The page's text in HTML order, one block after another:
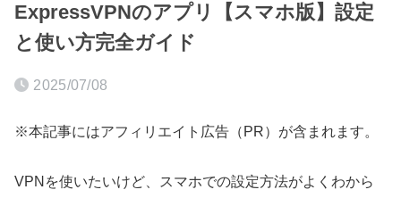
ExpressVPNのアプリ【スマホ版】設定
と使い方完全ガイド
2025/07/08
※本記事にはアフィリエイト広告（PR）が含まれます。
VPNを使いたいけど、スマホでの設定方法がよくわから